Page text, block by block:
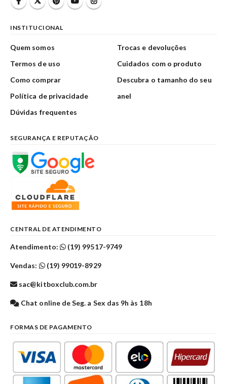
INSTITUCIONAL
Quem somos
Termos de uso
Como comprar
Política de privacidade
Dúvidas frequentes
Trocas e devoluções
Cuidados com o produto
Descubra o tamanho do seu
anel
SEGURANÇA E REPUTAÇÃO
CENTRAL DE ATENDIMENTO
Atendimento: (19) 99517-9749
Vendas: (19) 99019-8929
sac@kitboxclub.com.br
Chat online de Seg. a Sex das 9h às 18h
FORMAS DE PAGAMENTO